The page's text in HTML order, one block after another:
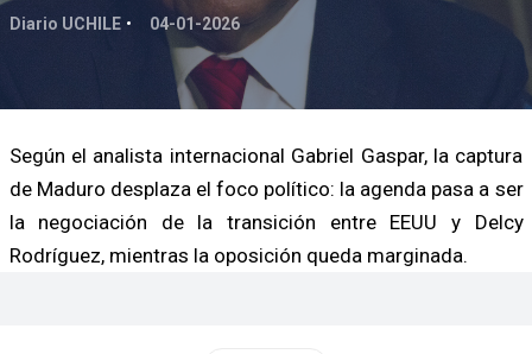
Diario UCHILE 04-01-2026
Según el analista internacional Gabriel Gaspar, la captura
de Maduro desplaza el foco político: la agenda pasa a ser
la negociación de la transición entre EEUU y Delcy
Rodríguez, mientras la oposición queda marginada.